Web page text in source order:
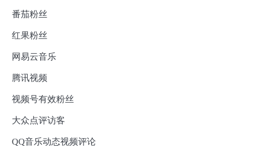
番茄粉丝
红果粉丝
网易云音乐
腾讯视频
视频号有效粉丝
大众点评访客
QQ音乐动态视频评论